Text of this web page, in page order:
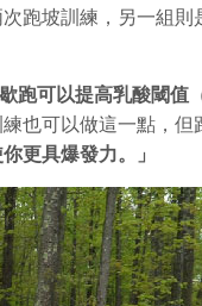
跑坡訓練，另一組
跑可以提高乳酸閾值
也可以做這一點，
更具爆發力。」